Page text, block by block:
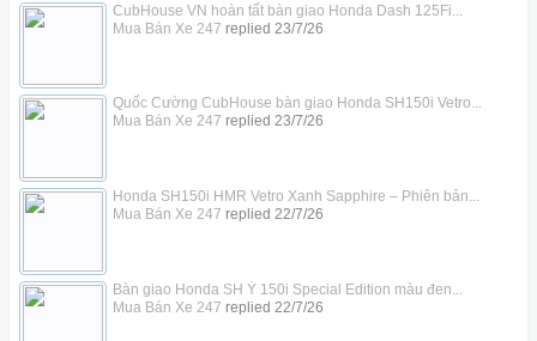
CubHouse VN hoàn tất bàn giao Honda Dash 125Fi...
Mua Bán Xe 247 replied 23/7/26
Quốc Cường CubHouse bàn giao Honda SH150i Vetro...
Mua Bán Xe 247 replied 23/7/26
Honda SH150i HMR Vetro Xanh Sapphire – Phiên bản...
Mua Bán Xe 247 replied 22/7/26
Bàn giao Honda SH Ý 150i Special Edition màu đen...
Mua Bán Xe 247 replied 22/7/26